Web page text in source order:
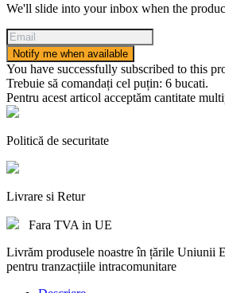
We'll slide into your inbox when the
Notify me when available
You have successfully subscribed to this
Trebuie să comandați cel puțin: 6 bucati.
Pentru acest articol acceptăm cantitate
Politică de securitate
Livrare si Retur
Fara TVA in UE
Livrăm produsele noastre în țările Uniunii
pentru tranzacțiile intracomunitare